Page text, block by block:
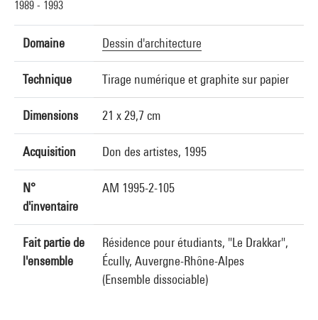
1989 - 1993
Domaine Dessin d'architecture
Technique Tirage numérique et graphite sur papier
Dimensions 21 x 29,7 cm
Acquisition Don des artistes, 1995
N°
d'inventaire
AM 1995-2-105
Fait partie de
l'ensemble
Résidence pour étudiants, "Le Drakkar",
Écully, Auvergne-Rhône-Alpes
(Ensemble dissociable)